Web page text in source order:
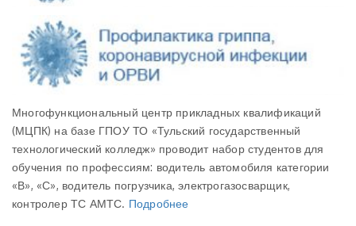
Многофункциональный центр прикладных квалификаций
(МЦПК) на базе ГПОУ ТО «Тульский государственный
технологический колледж» проводит набор студентов для
обучения по профессиям: водитель автомобиля категории
«В», «С», водитель погрузчика, электрогазосварщик,
контролер ТС АМТС. Подробнее